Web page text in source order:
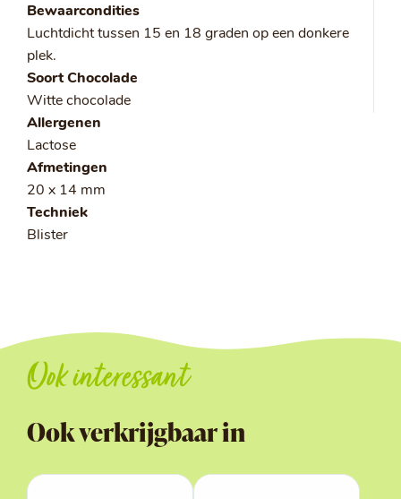
Bewaarcondities
Luchtdicht tussen 15 en 18 graden op een donkere
plek.
Soort Chocolade
Witte chocolade
Allergenen
Lactose
Afmetingen
20 x 14 mm
Techniek
Blister
Ook interessant
Ook verkrijgbaar in